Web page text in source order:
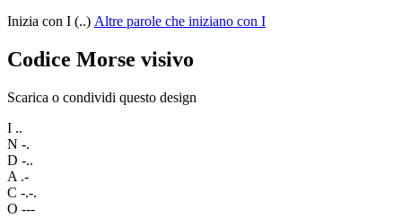
Inizia con I (..) Altre parole che iniziano con I
Codice Morse visivo
Scarica o condividi questo design
I ..
N -.
D -..
A .-
C -.-.
O ---